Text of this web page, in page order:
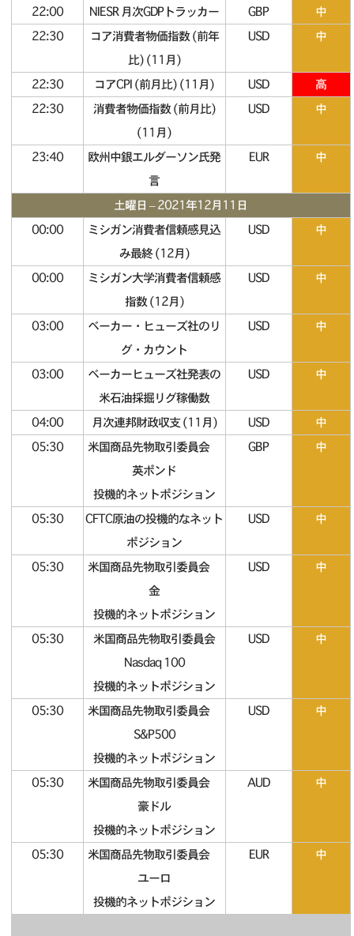
22:00 NIESR 月次GDPトラッカー GBP
中
22:30
コア消費者物価指数 (前年
比) (11月)
USD 中
22:30 コアCPI (前月比) (11月) USD
高
22:30
消費者物価指数 (前月比)
(11月)
USD 中
23:40
欧州中銀エルダーソン氏発
言
EUR 中
土曜日 – 2021年12月11日
00:00
ミシガン消費者信頼感見込
み最終 (12月)
USD 中
00:00
ミシガン大学消費者信頼感
指数 (12月)
USD 中
03:00
ベーカー・ヒューズ社のリ
グ・カウント
USD 中
03:00
ベーカーヒューズ社発表の
米石油採掘リグ稼働数
USD 中
04:00 月次連邦財政収支 (11月) USD
中
05:30
米国商品先物取引委員会
英ポンド
投機的ネットポジション
GBP 中
05:30
CFTC原油の投機的なネット
ポジション
USD 中
05:30
米国商品先物取引委員会
金
投機的ネットポジション
USD 中
05:30
米国商品先物取引委員会
Nasdaq 100
投機的ネットポジション
USD 中
05:30
米国商品先物取引委員会
S&P500
投機的ネットポジション
USD 中
05:30
米国商品先物取引委員会
豪ドル
投機的ネットポジション
AUD 中
05:30
米国商品先物取引委員会
ユーロ
投機的ネットポジション
EUR 中